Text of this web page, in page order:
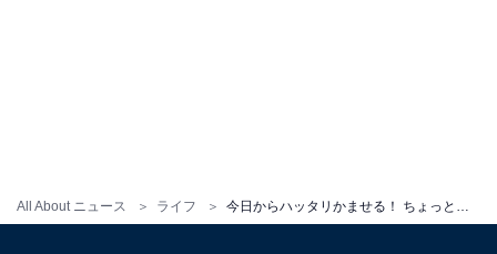
All About ニュース ライフ